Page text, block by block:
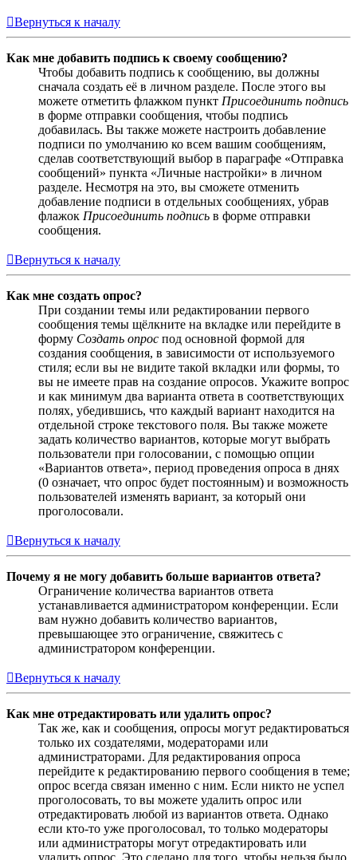
Вернуться к началу
Как мне добавить подпись к своему сообщению?
Чтобы добавить подпись к сообщению, вы должны
сначала создать её в личном разделе. После этого вы
можете отметить флажком пункт Присоединить подпись
в форме отправки сообщения, чтобы подпись
добавилась. Вы также можете настроить добавление
подписи по умолчанию ко всем вашим сообщениям,
сделав соответствующий выбор в параграфе «Отправка
сообщений» пункта «Личные настройки» в личном
разделе. Несмотря на это, вы сможете отменить
добавление подписи в отдельных сообщениях, убрав
флажок Присоединить подпись в форме отправки
сообщения.
Вернуться к началу
Как мне создать опрос?
При создании темы или редактировании первого
сообщения темы щёлкните на вкладке или перейдите в
форму Создать опрос под основной формой для
создания сообщения, в зависимости от используемого
стиля; если вы не видите такой вкладки или формы, то
вы не имеете прав на создание опросов. Укажите вопрос
и как минимум два варианта ответа в соответствующих
полях, убедившись, что каждый вариант находится на
отдельной строке текстового поля. Вы также можете
задать количество вариантов, которые могут выбрать
пользователи при голосовании, с помощью опции
«Вариантов ответа», период проведения опроса в днях
(0 означает, что опрос будет постоянным) и возможность
пользователей изменять вариант, за который они
проголосовали.
Вернуться к началу
Почему я не могу добавить больше вариантов ответа?
Ограничение количества вариантов ответа
устанавливается администратором конференции. Если
вам нужно добавить количество вариантов,
превышающее это ограничение, свяжитесь с
администратором конференции.
Вернуться к началу
Как мне отредактировать или удалить опрос?
Так же, как и сообщения, опросы могут редактироваться
только их создателями, модераторами или
администраторами. Для редактирования опроса
перейдите к редактированию первого сообщения в теме;
опрос всегда связан именно с ним. Если никто не успел
проголосовать, то вы можете удалить опрос или
отредактировать любой из вариантов ответа. Однако
если кто-то уже проголосовал, то только модераторы
или администраторы могут отредактировать или
удалить опрос. Это сделано для того, чтобы нельзя было